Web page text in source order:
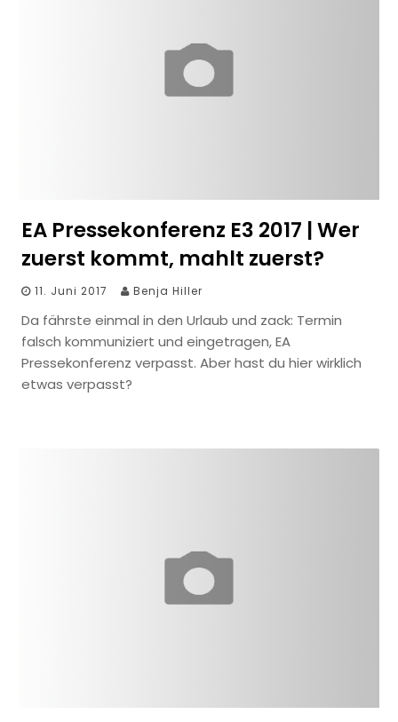
EA Pressekonferenz E3 2017 | Wer
zuerst kommt, mahlt zuerst?
11. Juni 2017 Benja Hiller
Da fährste einmal in den Urlaub und zack: Termin
falsch kommuniziert und eingetragen, EA
Pressekonferenz verpasst. Aber hast du hier wirklich
etwas verpasst?